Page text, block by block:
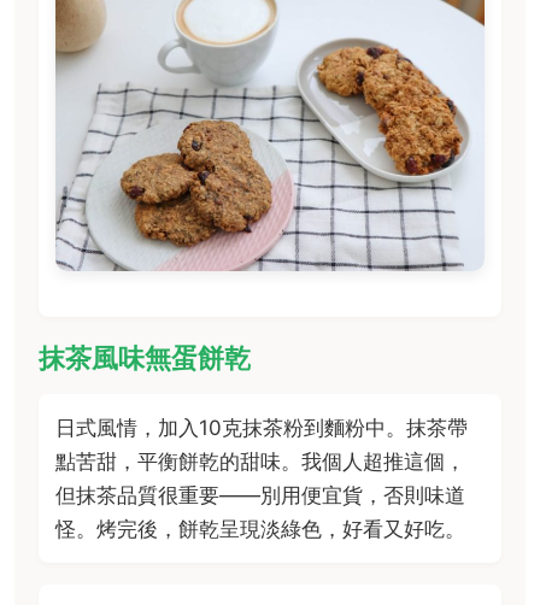
抹茶風味無蛋餅乾
日式風情，加入10克抹茶粉到麵粉中。抹茶帶
點苦甜，平衡餅乾的甜味。我個人超推這個，
但抹茶品質很重要——別用便宜貨，否則味道
怪。烤完後，餅乾呈現淡綠色，好看又好吃。